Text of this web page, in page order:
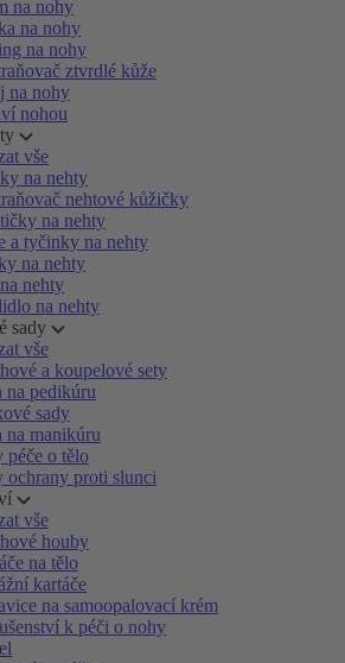
na nohy
na nohy
na nohy
ztvrdlé kůže
na nohy
nohou
vše
na nehty
nehtové kůžičky
na nehty
a tyčinky na nehty
na nehty
nehty
na nehty
sady
vše
a koupelové sety
na pedikúru
sady
na manikúru
péče o tělo
ochrany proti slunci
vše
houby
na tělo
kartáče
na samoopalovací krém
k péči o nohy